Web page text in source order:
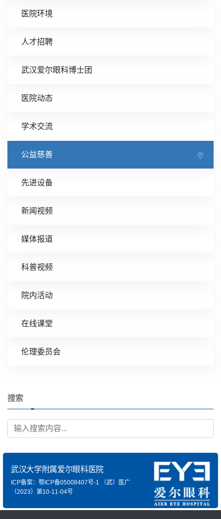
医院环境
人才招聘
武汉爱尔眼科博士团
医院动态
学术交流
公益慈善
先进设备
新闻视频
媒体报道
科普视频
院内活动
在线课堂
伦理委员会
搜索
武汉大学附属爱尔眼科医院
ICP备案：鄂ICP备05008407号-1 （武）医广
（2023）第10-11-04号